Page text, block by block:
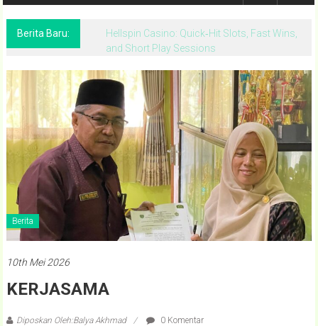
Berita Baru:
Hellspin Casino: Quick‑Hit Slots, Fast Wins,
and Short Play Sessions
Berita
10th Mei 2026
KERJASAMA
Diposkan Oleh:Balya Akhmad 0 Komentar